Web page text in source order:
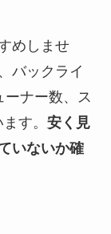
めしませ
バックライ
ーナー数、ス
す。 安く見
いないか確